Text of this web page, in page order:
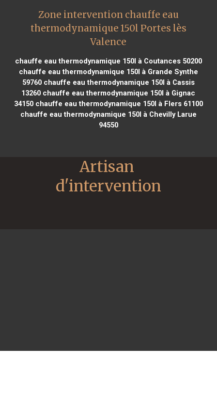
Zone intervention chauffe eau
thermodynamique 150l Portes lès
Valence
chauffe eau thermodynamique 150l à Coutances 50200
chauffe eau thermodynamique 150l à Grande Synthe
59760chauffe eau thermodynamique 150l à Cassis
13260 chauffe eau thermodynamique 150l à Gignac
34150chauffe eau thermodynamique 150l à Flers 61100
chauffe eau thermodynamique 150l à Chevilly Larue
94550
Artisan
d'intervention